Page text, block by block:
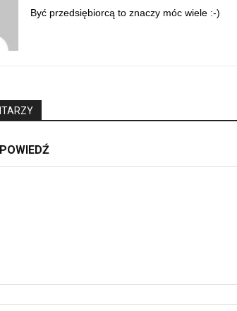
Być przedsiębiorcą to znaczy móc wiele :-)